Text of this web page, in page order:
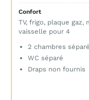
Confort
TV, frigo, plaque
vaisselle pour 4
2 chambres
WC séparé
Draps non fournis